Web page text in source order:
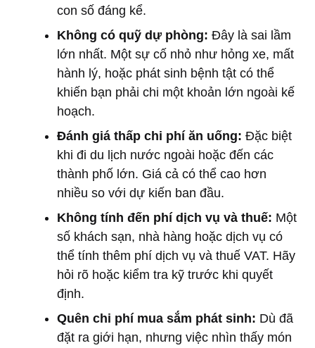
con số đáng kể.
Không có quỹ dự phòng: Đây là sai lầm
lớn nhất. Một sự cố nhỏ như hỏng xe, mất
hành lý, hoặc phát sinh bệnh tật có thể
khiến bạn phải chi một khoản lớn ngoài kế
hoạch.
Đánh giá thấp chi phí ăn uống: Đặc biệt
khi đi du lịch nước ngoài hoặc đến các
thành phố lớn. Giá cả có thể cao hơn
nhiều so với dự kiến ban đầu.
Không tính đến phí dịch vụ và thuế: Một
số khách sạn, nhà hàng hoặc dịch vụ có
thể tính thêm phí dịch vụ và thuế VAT. Hãy
hỏi rõ hoặc kiểm tra kỹ trước khi quyết
định.
Quên chi phí mua sắm phát sinh: Dù đã
đặt ra giới hạn, nhưng việc nhìn thấy món